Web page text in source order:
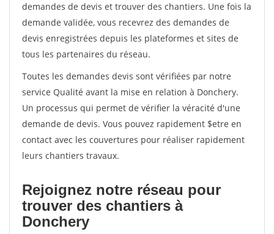
demandes de devis et trouver des chantiers. Une fois la
demande validée, vous recevrez des demandes de
devis enregistrées depuis les plateformes et sites de
tous les partenaires du réseau.
Toutes les demandes devis sont vérifiées par notre
service Qualité avant la mise en relation à Donchery.
Un processus qui permet de vérifier la véracité d'une
demande de devis. Vous pouvez rapidement $etre en
contact avec les couvertures pour réaliser rapidement
leurs chantiers travaux.
Rejoignez notre réseau pour
trouver des chantiers à
Donchery